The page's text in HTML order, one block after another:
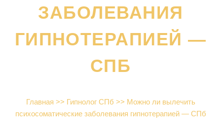
ЗАБОЛЕВАНИЯ
ГИПНОТЕРАПИЕЙ —
СПБ
Главная >> Гипнолог СПб >> Можно ли вылечить
психосоматические заболевания гипнотерапией — СПб